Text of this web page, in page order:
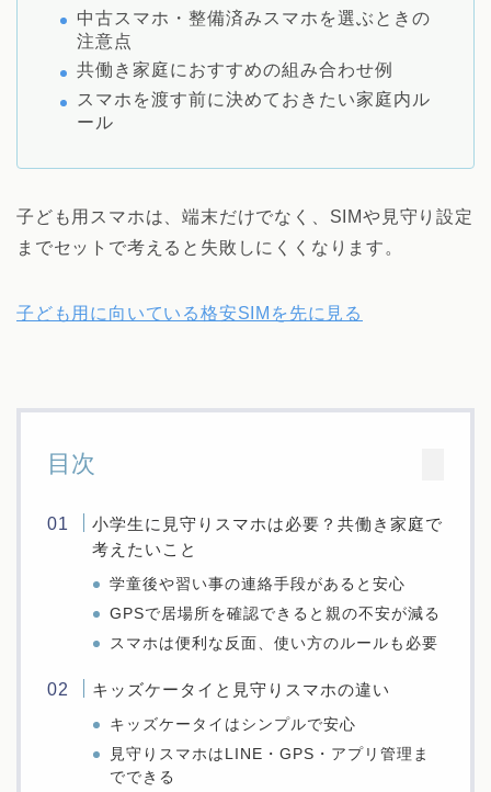
中古スマホ・整備済みスマホを選ぶときの
注意点
共働き家庭におすすめの組み合わせ例
スマホを渡す前に決めておきたい家庭内ル
ール
子ども用スマホは、端末だけでなく、SIMや見守り設定
までセットで考えると失敗しにくくなります。
子ども用に向いている格安SIMを先に見る
目次
小学生に見守りスマホは必要？共働き家庭で
考えたいこと
学童後や習い事の連絡手段があると安心
GPSで居場所を確認できると親の不安が減る
スマホは便利な反面、使い方のルールも必要
キッズケータイと見守りスマホの違い
キッズケータイはシンプルで安心
見守りスマホはLINE・GPS・アプリ管理ま
でできる